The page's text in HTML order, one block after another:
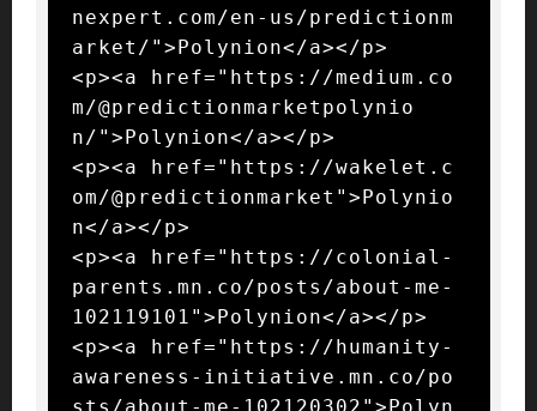
nexpert.com/en-us/predictionm
arket/">Polynion</a></p>
<p><a href="https://medium.co
m/@predictionmarketpolynio
n/">Polynion</a></p>
<p><a href="https://wakelet.c
om/@predictionmarket">Polynio
n</a></p>
<p><a href="https://colonial-
parents.mn.co/posts/about-me-
102119101">Polynion</a></p>
<p><a href="https://humanity-
awareness-initiative.mn.co/po